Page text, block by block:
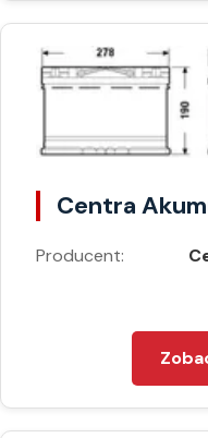
Centra
Producent: